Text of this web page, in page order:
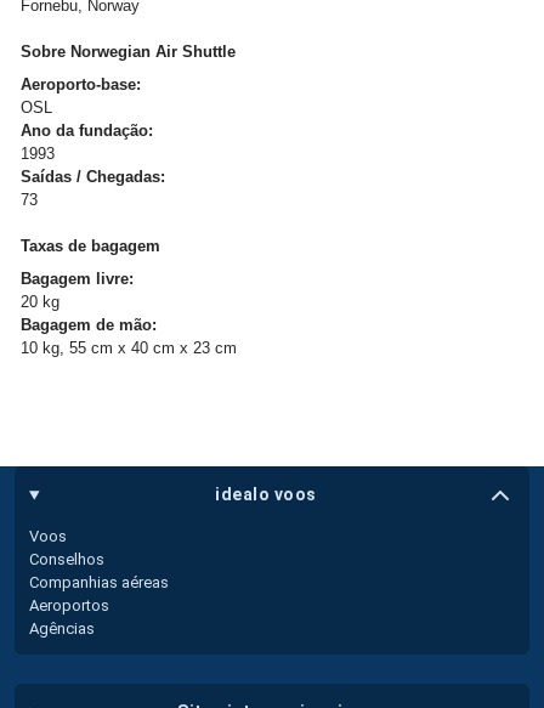
Fornebu, Norway
Sobre Norwegian Air Shuttle
Aeroporto-base:
OSL
Ano da fundação:
1993
Saídas / Chegadas:
73
Taxas de bagagem
Bagagem livre:
20 kg
Bagagem de mão:
10 kg, 55 cm x 40 cm x 23 cm
idealo voos
Voos
Conselhos
Companhias aéreas
Aeroportos
Agências